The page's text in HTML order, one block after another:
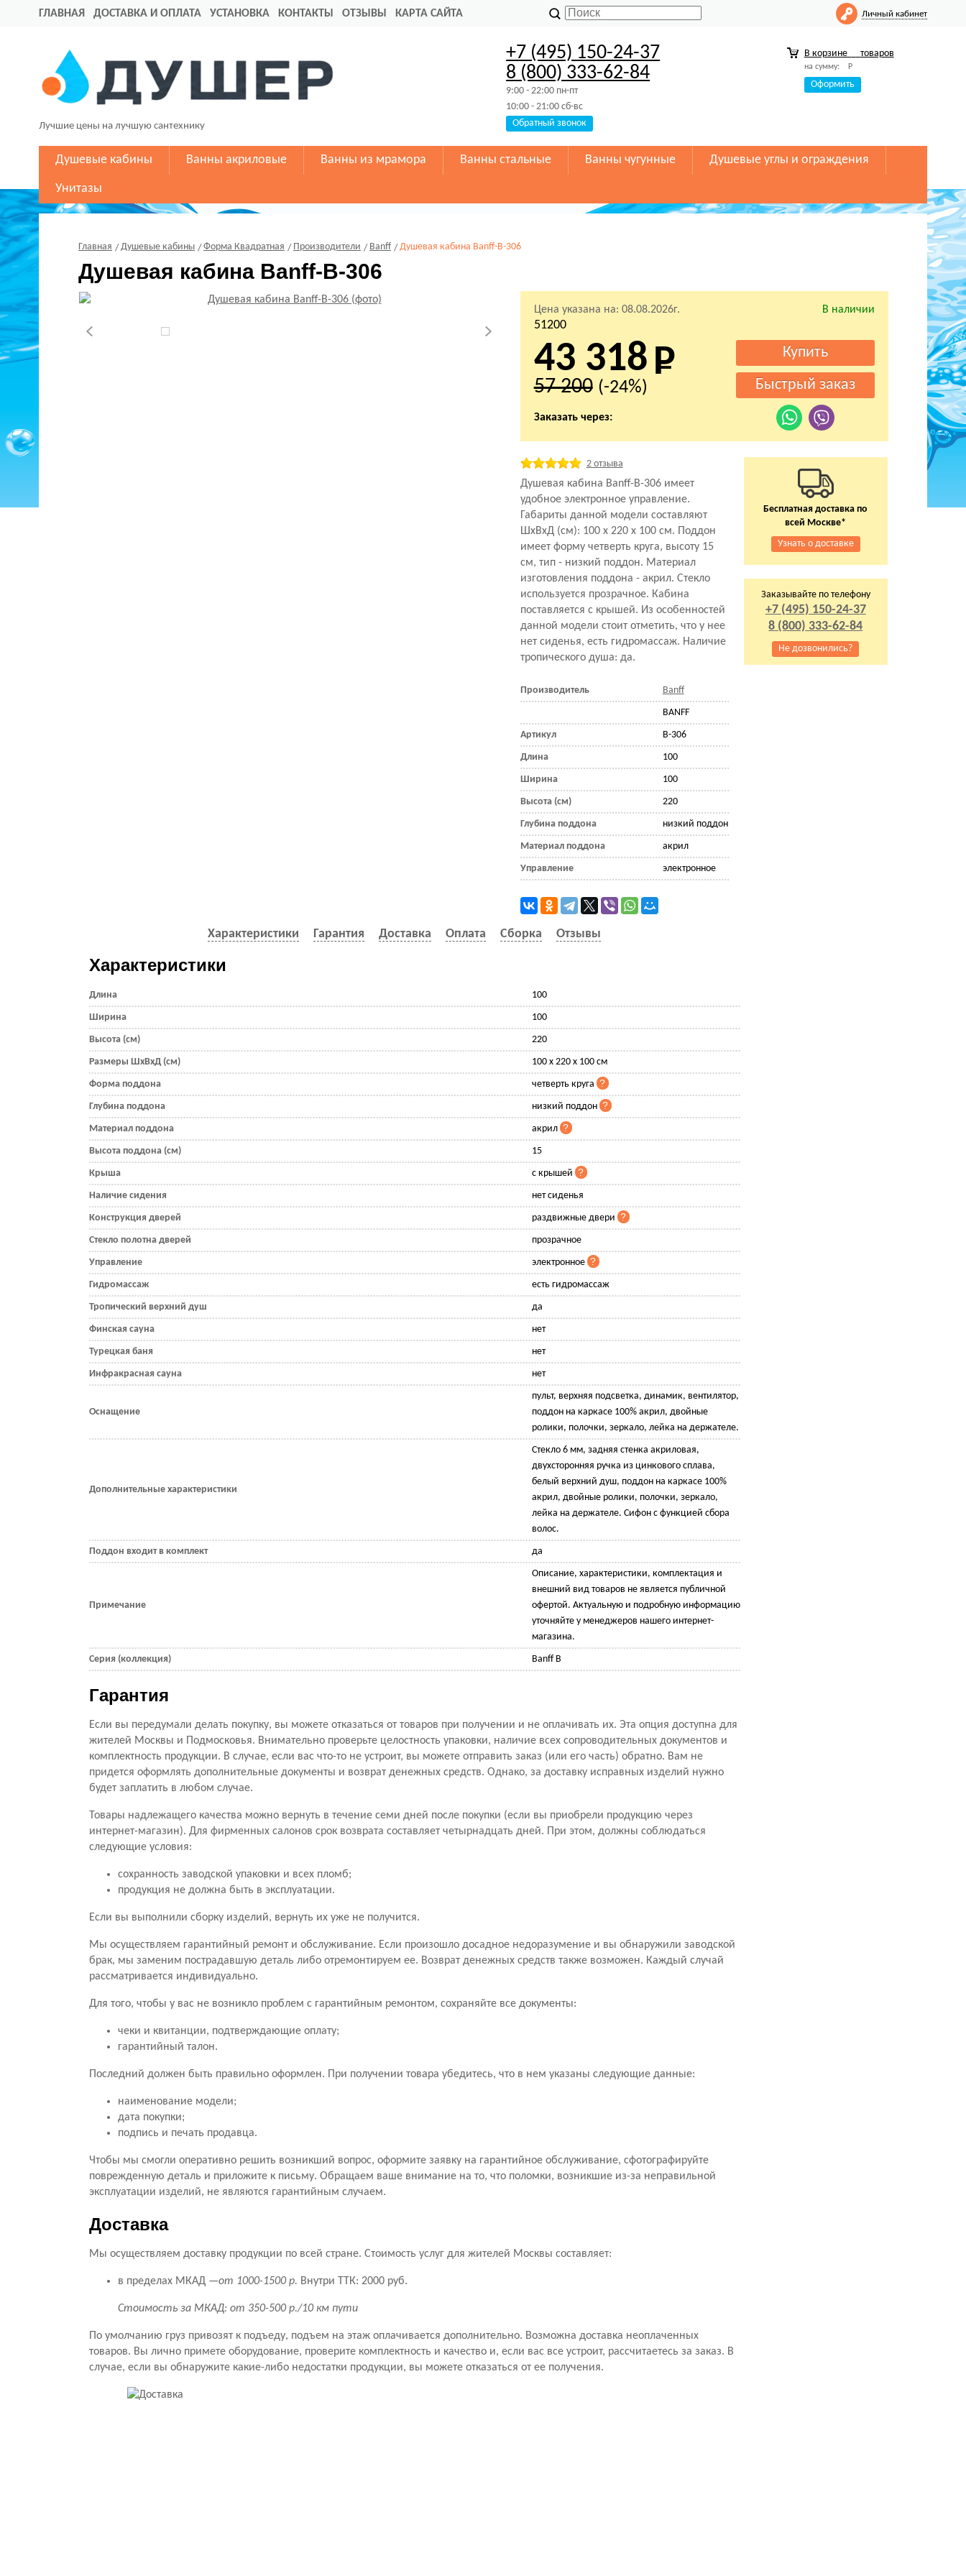
ГЛАВНАЯ ДОСТАВКА И ОПЛАТА УСТАНОВКА КОНТАКТЫ ОТЗЫВЫ КАРТА САЙТА Личный кабинет
Лучшие цены на лучшую сантехнику
+7 (495) 150-24-37
8 (800) 333-62-84
9:00 - 22:00 пн-пт
10:00 - 21:00 сб-вс
Обратный звонок
В корзине товаров
на сумму: Р
Оформить
Душевые кабины Ванны акриловые Ванны из мрамора Ванны стальные Ванны чугунные Душевые углы и ограждения
Унитазы
Главная Душевые кабины Форма Квадратная Производители Banff Душевая кабина Banff-B-306
Душевая кабина Banff-B-306
Цена указана на: 08.08.2026г. В наличии
51200
43 318
57 200 (-24%)
Заказать через:
2 отзыва
Душевая кабина Banff-B-306 имеет
удобное электронное управление.
Габариты данной модели составляют
ШхВхД (см): 100 х 220 х 100 см. Поддон
имеет форму четверть круга, высоту 15
см, тип - низкий поддон. Материал
изготовления поддона - акрил. Стекло
используется прозрачное. Кабина
поставляется с крышей. Из особенностей
данной модели стоит отметить, что у нее
нет сиденья, есть гидромассаж. Наличие
тропического душа: да.
Производитель Banff
BANFF
Артикул B-306
Длина 100
Ширина 100
Высота (см) 220
Глубина поддона низкий поддон
Материал поддона акрил
Управление электронное
Характеристики Гарантия Доставка Оплата Сборка Отзывы
Характеристики
Длина 100
Ширина 100
Высота (см) 220
Размеры ШхВхД (см) 100 х 220 х 100 см
Форма поддона четверть круга
Глубина поддона низкий поддон
Материал поддона акрил
Высота поддона (см) 15
Крыша с крышей
Наличие сидения нет сиденья
Конструкция дверей раздвижные двери
Стекло полотна дверей прозрачное
Управление электронное
Гидромассаж есть гидромассаж
Тропический верхний душ да
Финская сауна нет
Турецкая баня нет
Инфракрасная сауна нет
Оснащение
пульт, верхняя подсветка, динамик, вентилятор,
поддон на каркасе 100% акрил, двойные
ролики, полочки, зеркало, лейка на держателе.
Дополнительные характеристики
Стекло 6 мм, задняя стенка акриловая,
двухсторонняя ручка из цинкового сплава,
белый верхний душ, поддон на каркасе 100%
акрил, двойные ролики, полочки, зеркало,
лейка на держателе. Сифон с функцией сбора
волос.
Поддон входит в комплект да
Примечание
Описание, характеристики, комплектация и
внешний вид товаров не является публичной
офертой. Актуальную и подробную информацию
уточняйте у менеджеров нашего интернет-
магазина.
Серия (коллекция) Banff B
Гарантия
Если вы передумали делать покупку, вы можете отказаться от товаров при получении и не оплачивать их. Эта опция доступна для
жителей Москвы и Подмосковья. Внимательно проверьте целостность упаковки, наличие всех сопроводительных документов и
комплектность продукции. В случае, если вас что-то не устроит, вы можете отправить заказ (или его часть) обратно. Вам не
придется оформлять дополнительные документы и возврат денежных средств. Однако, за доставку исправных изделий нужно
будет заплатить в любом случае.
Товары надлежащего качества можно вернуть в течение семи дней после покупки (если вы приобрели продукцию через
интернет-магазин). Для фирменных салонов срок возврата составляет четырнадцать дней. При этом, должны соблюдаться
следующие условия:
сохранность заводской упаковки и всех пломб;
продукция не должна быть в эксплуатации.
Если вы выполнили сборку изделий, вернуть их уже не получится.
Мы осуществляем гарантийный ремонт и обслуживание. Если произошло досадное недоразумение и вы обнаружили заводской
брак, мы заменим пострадавшую деталь либо отремонтируем ее. Возврат денежных средств также возможен. Каждый случай
рассматривается индивидуально.
Для того, чтобы у вас не возникло проблем с гарантийным ремонтом, сохраняйте все документы:
чеки и квитанции, подтверждающие оплату;
гарантийный талон.
Последний должен быть правильно оформлен. При получении товара убедитесь, что в нем указаны следующие данные:
наименование модели;
дата покупки;
подпись и печать продавца.
Чтобы мы смогли оперативно решить возникший вопрос, оформите заявку на гарантийное обслуживание, сфотографируйте
поврежденную деталь и приложите к письму. Обращаем ваше внимание на то, что поломки, возникшие из-за неправильной
эксплуатации изделий, не являются гарантийным случаем.
Доставка
Мы осуществляем доставку продукции по всей стране. Стоимость услуг для жителей Москвы составляет:
в пределах МКАД —от 1000-1500 р. Внутри ТТК: 2000 руб.
Стоимость за МКАД: от 350-500 р./10 км пути
По умолчанию груз привозят к подъеду, подъем на этаж оплачивается дополнительно. Возможна доставка неоплаченных
товаров. Вы лично примете оборудование, проверите комплектность и качество и, если вас все устроит, рассчитаетесь за заказ. В
случае, если вы обнаружите какие-либо недостатки продукции, вы можете отказаться от ее получения.
Бесплатная доставка по
всей Москве*
Узнать о доставке
Заказывайте по телефону
+7 (495) 150-24-37
8 (800) 333-62-84
Не дозвонились?